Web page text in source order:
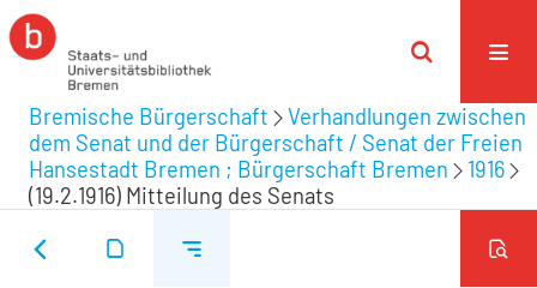
Bremische Bürgerschaft
Verhandlungen zwischen
dem Senat und der Bürgerschaft / Senat der Freien
Hansestadt Bremen ; Bürgerschaft Bremen
1916
(19.2.1916) Mitteilung des Senats